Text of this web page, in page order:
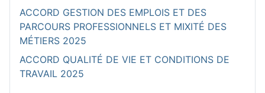
ACCORD GESTION DES EMPLOIS ET DES
PARCOURS PROFESSIONNELS ET MIXITÉ DES
MÉTIERS 2025
ACCORD QUALITÉ DE VIE ET CONDITIONS DE
TRAVAIL 2025